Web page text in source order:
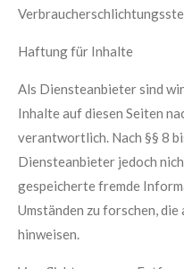
Haftung für Inhalte
Als Diensteanbieter sind
Inhalte auf diesen Seiten
verantwortlich. Nach §§ 8
Diensteanbieter jedoch
gespeicherte fremde
Umständen zu forschen,
hinweisen.